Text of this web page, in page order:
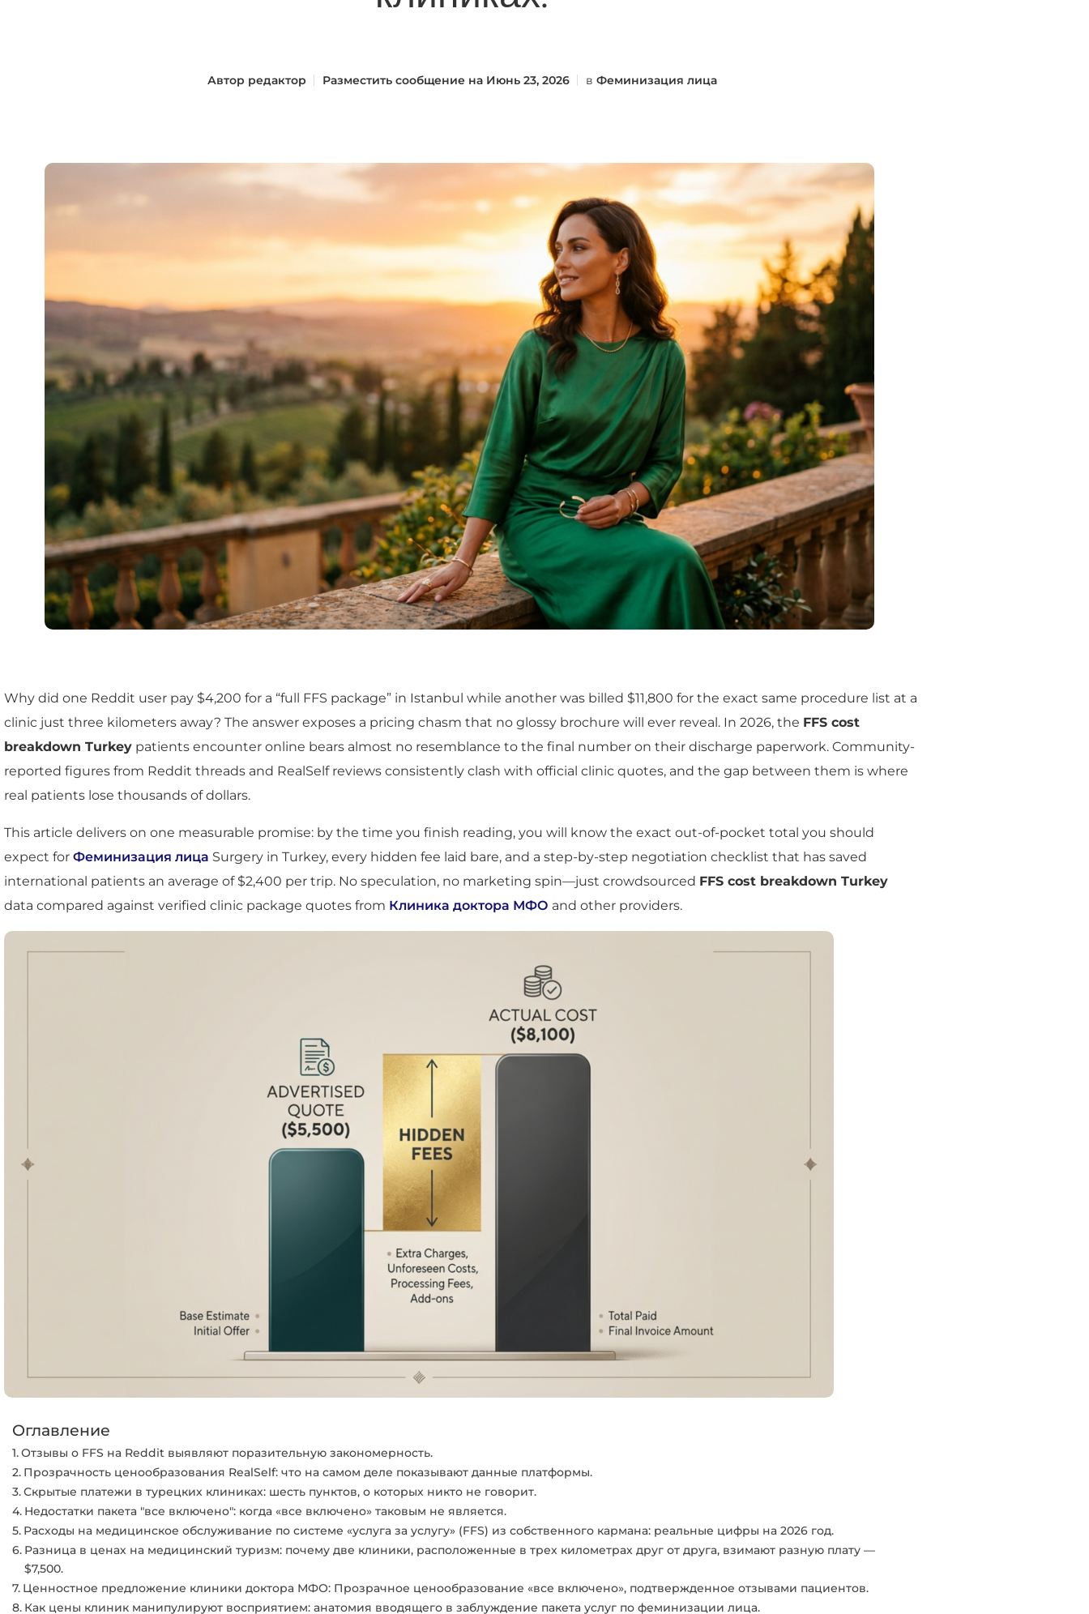
Автор редактор Разместить сообщение наИюнь 23, 2026 в Феминизация лица
Why did one Reddit user pay $4,200 for a “full FFS package” in Istanbul while another was billed $11,800 for the exact same procedure list at a
clinic just three kilometers away? The answer exposes a pricing chasm that no glossy brochure will ever reveal. In 2026, the FFS cost
breakdown Turkey patients encounter online bears almost no resemblance to the final number on their discharge paperwork. Community-
reported figures from Reddit threads and RealSelf reviews consistently clash with official clinic quotes, and the gap between them is where
real patients lose thousands of dollars.
This article delivers on one measurable promise: by the time you finish reading, you will know the exact out-of-pocket total you should
expect for Феминизация лица Surgery in Turkey, every hidden fee laid bare, and a step-by-step negotiation checklist that has saved
international patients an average of $2,400 per trip. No speculation, no marketing spin—just crowdsourced FFS cost breakdown Turkey
data compared against verified clinic package quotes from Клиника доктора МФО and other providers.
Оглавление
Отзывы о FFS на Reddit выявляют поразительную закономерность.
Прозрачность ценообразования RealSelf: что на самом деле показывают данные платформы.
Скрытые платежи в турецких клиниках: шесть пунктов, о которых никто не говорит.
Недостатки пакета "все включено": когда «все включено» таковым не является.
Расходы на медицинское обслуживание по системе «услуга за услугу» (FFS) из собственного кармана: реальные цифры на 2026 год.
Разница в ценах на медицинский туризм: почему две клиники, расположенные в трех километрах друг от друга, взимают разную плату —
$7,500.
Ценностное предложение клиники доктора МФО: Прозрачное ценообразование «все включено», подтвержденное отзывами пациентов.
Как цены клиник манипулируют восприятием: анатомия вводящего в заблуждение пакета услуг по феминизации лица.